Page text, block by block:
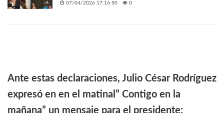
07/04/2026 17:16:50 0
Ante estas declaraciones, Julio César Rodríguez
expresó en en el matinal” Contigo en la
mañana” un mensaje para el presidente: